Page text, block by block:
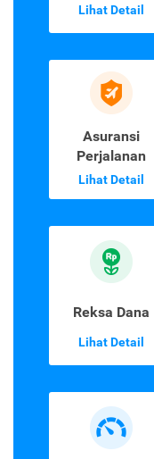
Lihat Detail
Asuransi
Perjalanan
Lihat Detail
Reksa Dana
Lihat Detail